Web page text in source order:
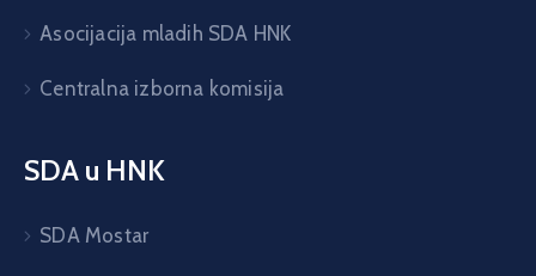
Asocijacija mladih SDA HNK
Centralna izborna komisija
SDA u HNK
SDA Mostar